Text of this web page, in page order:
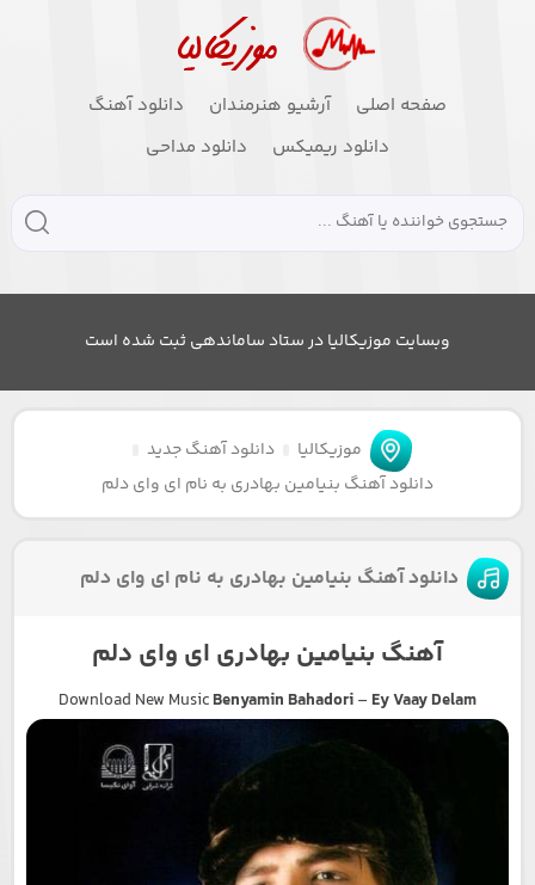
صفحه اصلی آرشیو هنرمندان
دانلود آهنگ
دانلود ریمیکس
دانلود مداحی
وبسایت موزیکالیا در ستاد ساماندهی ثبت شده است
موزیکالیا
دانلود آهنگ جدید
دانلود آهنگ بنیامین بهادری به نام ای وای دلم
دانلود آهنگ بنیامین بهادری به نام ای وای دلم
آهنگ بنیامین بهادری ای وای دلم
Download New MusicBenyamin Bahadori– Ey Vaay Delam